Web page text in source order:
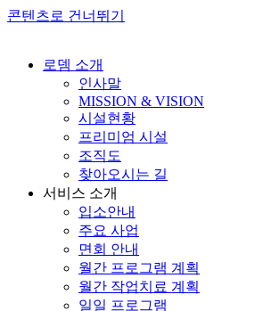
콘텐츠로 건너뛰기
로뎀 소개
인사말
MISSION & VISION
시설현황
프리미엄 시설
조직도
찾아오시는 길
서비스 소개
입소안내
주요 사업
면회 안내
월간 프로그램 계획
월간 작업치료 계획
일일 프로그램